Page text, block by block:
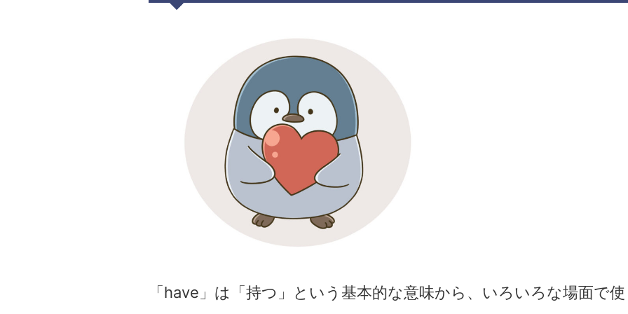
「have」は「持つ」という基本的な意味から、いろいろな場面で